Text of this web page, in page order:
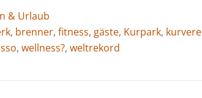
& Urlaub
, brenner, fitness, gäste, Kurpark,
, wellness?, weltrekord